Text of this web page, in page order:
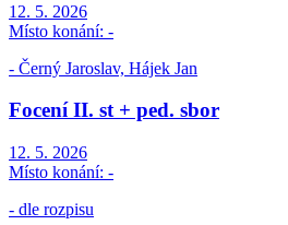
12. 5. 2026
Místo konání: -
- Černý Jaroslav, Hájek Jan
Focení II. st + ped. sbor
12. 5. 2026
Místo konání: -
- dle rozpisu